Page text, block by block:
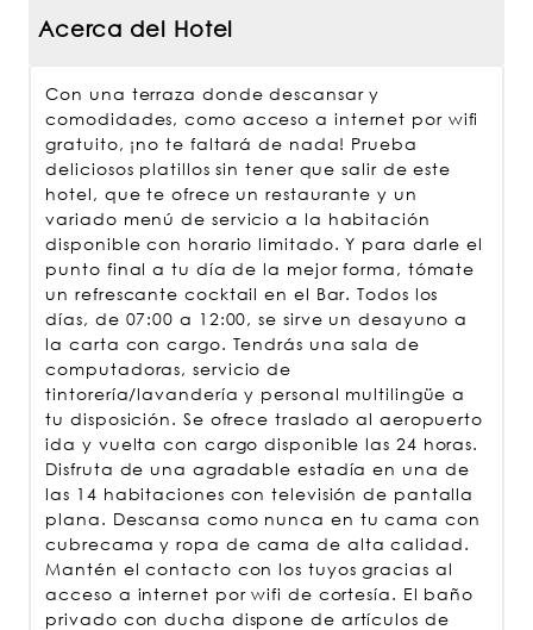
Acerca del Hotel
Con una terraza donde descansar y
comodidades, como acceso a internet por wifi
gratuito, ¡no te faltará de nada! Prueba
deliciosos platillos sin tener que salir de este
hotel, que te ofrece un restaurante y un
variado menú de servicio a la habitación
disponible con horario limitado. Y para darle el
punto final a tu día de la mejor forma, tómate
un refrescante cocktail en el Bar. Todos los
días, de 07:00 a 12:00, se sirve un desayuno a
la carta con cargo. Tendrás una sala de
computadoras, servicio de
tintorería/lavandería y personal multilingüe a
tu disposición. Se ofrece traslado al aeropuerto
ida y vuelta con cargo disponible las 24 horas.
Disfruta de una agradable estadía en una de
las 14 habitaciones con televisión de pantalla
plana. Descansa como nunca en tu cama con
cubrecama y ropa de cama de alta calidad.
Mantén el contacto con los tuyos gracias al
acceso a internet por wifi de cortesía. El baño
privado con ducha dispone de artículos de